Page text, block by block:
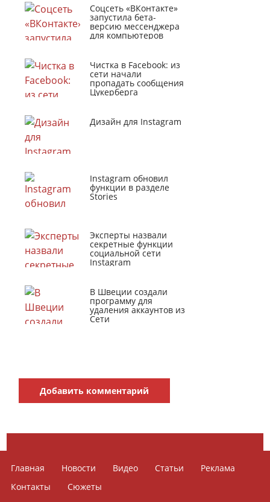
Соцсеть «ВКонтакте»
запустила бета-
версию мессенджера
для компьютеров
Чистка в Facebook: из
сети начали
пропадать сообщения
Цукерберга
Дизайн для Instagram
Instagram обновил
функции в разделе
Stories
Эксперты назвали
секретные функции
социальной сети
Instagram
В Швеции создали
программу для
удаления аккаунтов из
Сети
Добавить комментарий
Главная Новости Видео Статьи
Реклама
Контакты
Сюжеты